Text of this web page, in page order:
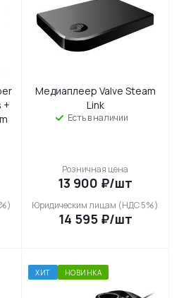
+
Медиаплеер Valve Steam
Link
Есть в наличии
Розничная цена
13 900 ₽/шт
Юридическим лицам (НДС 5%)
14 595₽/шт
ХИТ НОВИНКА